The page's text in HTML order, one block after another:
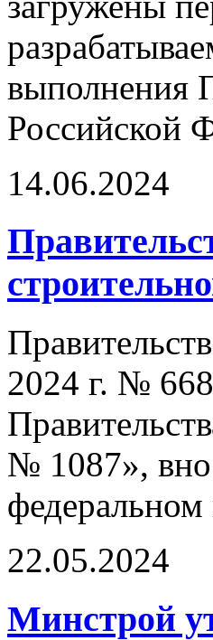
выполнения
Российской
14.06.2024
2024 г. №
№ 1087»,
федеральном
22.05.2024
Минстрой